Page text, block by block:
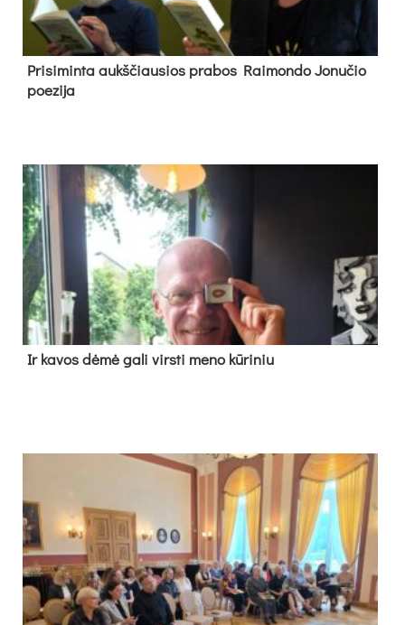
Pri­si­min­ta aukš­čiau­sios pra­bos Rai­mon­do Jo­nu­čio
poe­zi­ja
Ir ka­vos dė­mė ga­li virs­ti me­no kū­ri­niu